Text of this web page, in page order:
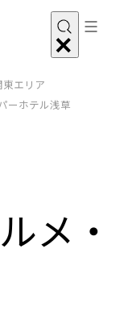
東エリア
ーホテル浅草
メ‧